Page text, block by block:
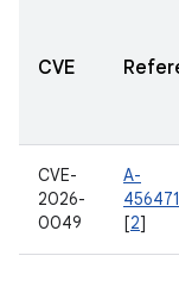
CVE
CVE-
2026-
0049
A-
[2]